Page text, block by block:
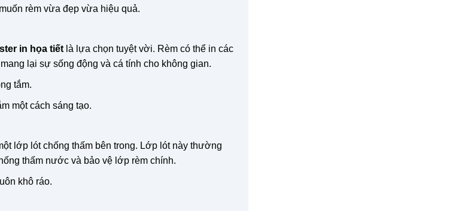
rèm vừa đẹp vừa hiệu quả.
in họa tiết là lựa chọn tuyệt vời. Rèm có thể in các
lại sự sống động và cá tính cho không gian.
tắm.
một cách sáng tạo.
lớp lót chống thấm bên trong. Lớp lót này thường
thấm nước và bảo vệ lớp rèm chính.
khô ráo.